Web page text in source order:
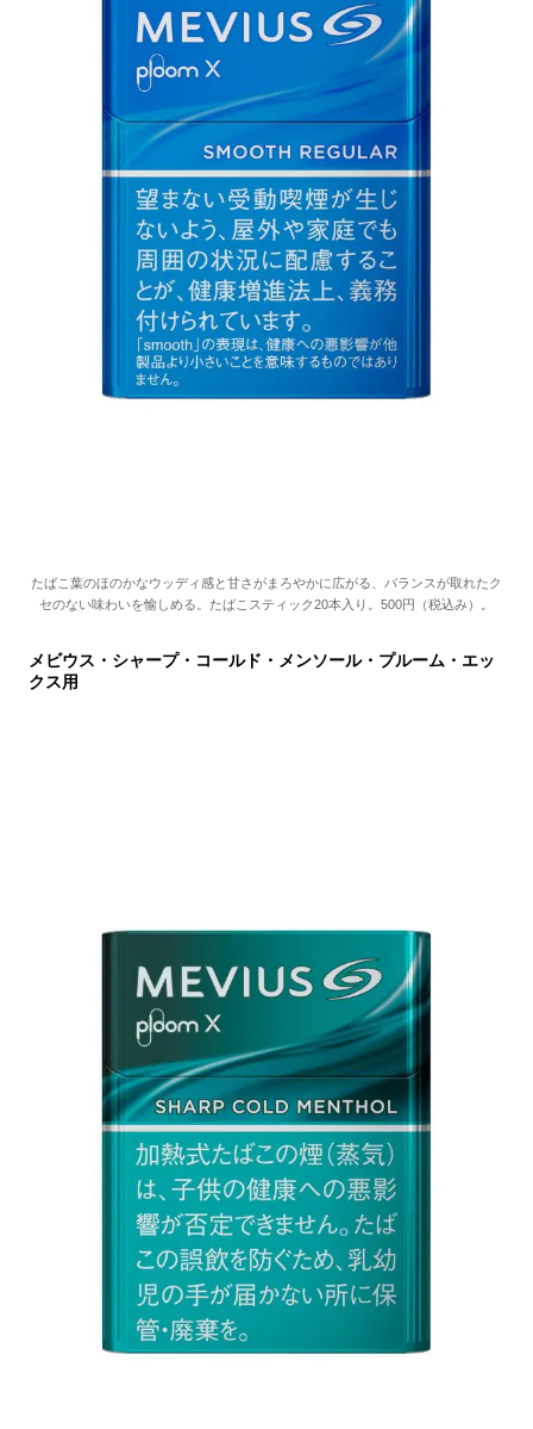
たばこ葉のほのかなウッディ感と甘さがまろやかに広がる、バランスが取れたク
セのない味わいを愉しめる。たばこスティック20本入り。500円（税込み）。
メビウス・シャープ・コールド・メンソール・プルーム・エッ
クス用